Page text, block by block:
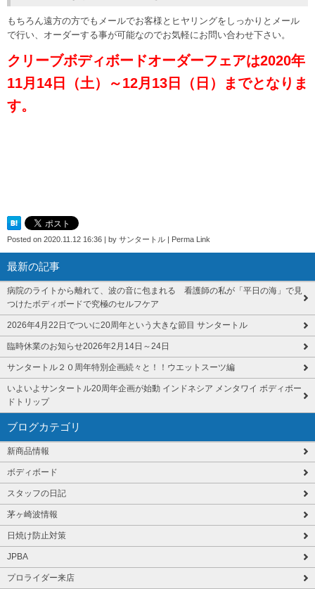
もちろん遠方の方でもメールでお客様とヒヤリングをしっかりとメール
で行い、オーダーする事が可能なのでお気軽にお問い合わせ下さい。
クリーブボディボードオーダーフェアは2020年
11月14日（土）～12月13日（日）までとなりま
す。
Posted on 2020.11.12 16:36 | by サンタートル | Perma Link
最新の記事
病院のライトから離れて、波の音に包まれる 看護師の私が「平日の海」で見
つけたボディボードで究極のセルフケア
2026年4月22日でついに20周年という大きな節目 サンタートル
臨時休業のお知らせ2026年2月14日～24日
サンタートル２０周年特別企画続々と！！ウエットスーツ編
いよいよサンタートル20周年企画が始動 インドネシア メンタワイ ボディボー
ドトリップ
ブログカテゴリ
新商品情報
ボディボード
スタッフの日記
茅ヶ崎波情報
日焼け防止対策
JPBA
プロライダー来店